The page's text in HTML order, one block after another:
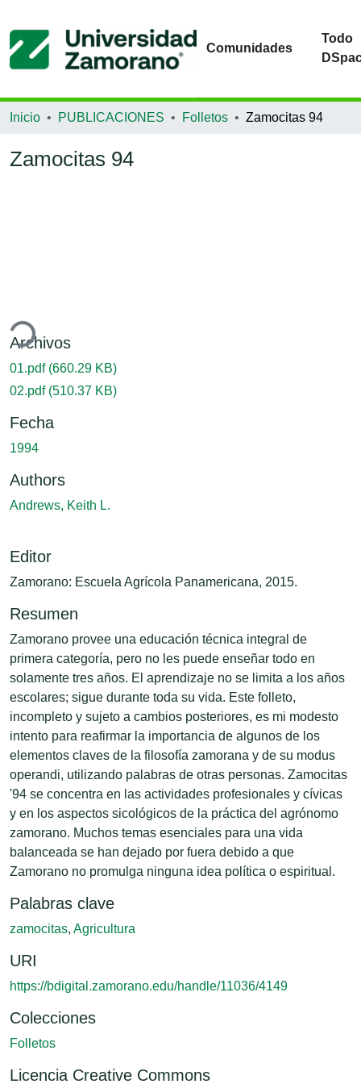
Comunidades
Todo
Inicio PUBLICACIONES Folletos Zamocitas 94
Zamocitas 94
Archivos
01.pdf (660.29 KB)
02.pdf (510.37 KB)
Fecha
1994
Authors
Andrews, Keith L.
Editor
Zamorano: Escuela Agrícola Panamericana, 2015.
Resumen
Zamorano provee una educación técnica integral de
primera categoría, pero no les puede enseñar todo en
solamente tres años. El aprendizaje no se limita a los años
escolares; sigue durante toda su vida. Este folleto,
incompleto y sujeto a cambios posteriores, es mi modesto
intento para reafirmar la importancia de algunos de los
elementos claves de la filosofía zamorana y de su modus
operandi, utilizando palabras de otras personas. Zamocitas
'94 se concentra en las actividades profesionales y cívicas
y en los aspectos sicológicos de la práctica del agrónomo
zamorano. Muchos temas esenciales para una vida
balanceada se han dejado por fuera debido a que
Zamorano no promulga ninguna idea política o espiritual.
Palabras clave
zamocitas, Agricultura
URI
https://bdigital.zamorano.edu/handle/11036/4149
Colecciones
Folletos
Licencia Creative Commons